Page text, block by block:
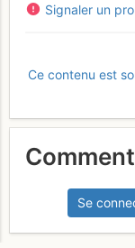
Signaler un
Ce contenu est
Se